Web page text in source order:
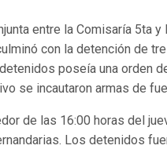
entre la Comisaría 5ta
con la detención de
poseía una orden
se incautaron armas de
de las 16:00 horas del
Los detenidos